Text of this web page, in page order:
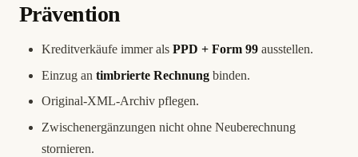
Prävention
Kreditverkäufe immer als PPD + Form 99 ausstellen.
Einzug an timbrierte Rechnung binden.
Original-XML-Archiv pflegen.
Zwischenergänzungen nicht ohne Neuberechnung
stornieren.